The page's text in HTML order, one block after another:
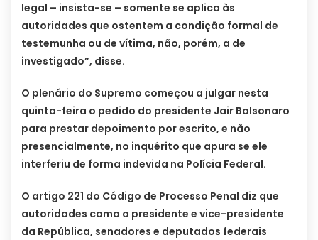
legal – insista-se – somente se aplica às
autoridades que ostentem a condição formal de
testemunha ou de vítima, não, porém, a de
investigado”, disse.
O plenário do Supremo começou a julgar nesta
quinta-feira o pedido do presidente Jair Bolsonaro
para prestar depoimento por escrito, e não
presencialmente, no inquérito que apura se ele
interferiu de forma indevida na Polícia Federal.
O artigo 221 do Código de Processo Penal diz que
autoridades como o presidente e vice-presidente
da República, senadores e deputados federais